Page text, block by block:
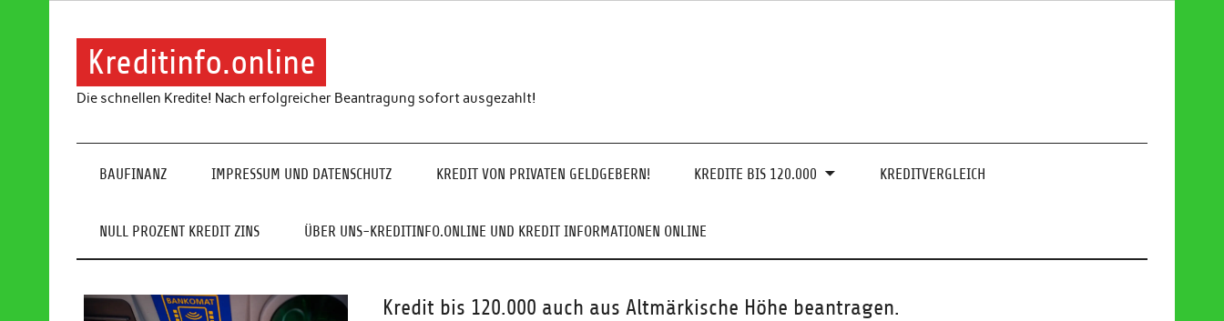
Kreditinfo.online
Die schnellen Kredite! Nach erfolgreicher Beantragung sofort ausgezahlt!
BAUFINANZ IMPRESSUM UND DATENSCHUTZ KREDIT VON PRIVATEN GELDGEBERN! KREDITE BIS 120.000 KREDITVERGLEICH
NULL PROZENT KREDIT ZINS ÜBER UNS-KREDITINFO.ONLINE UND KREDIT INFORMATIONEN ONLINE
Kredit bis 120.000 auch aus Altmärkische Höhe beantragen.